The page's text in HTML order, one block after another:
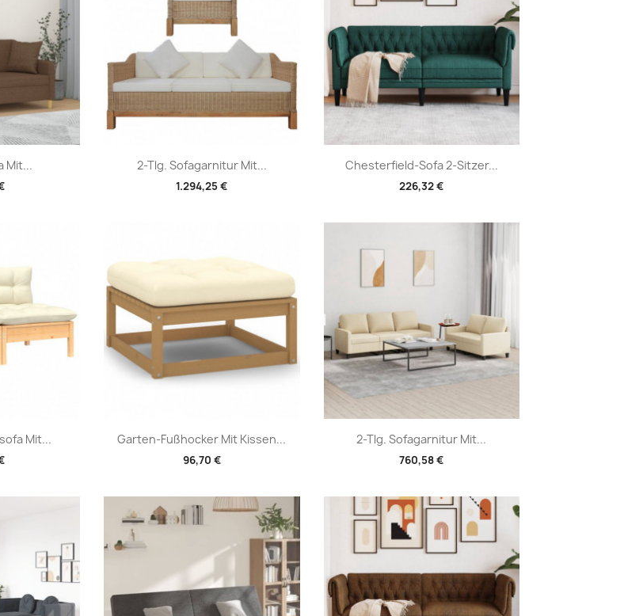
Mit... 2-Tlg. Sofagarnitur Mit...
1.294,25 €
Vorschau Chesterfield-Sofa 2-Sitzer...
226,32 €
Vorschau
Mit... Garten-Fußhocker Mit Kissen...
96,70 €
Vorschau 2-Tlg. Sofagarnitur Mit...
760,58 €
Vorschau